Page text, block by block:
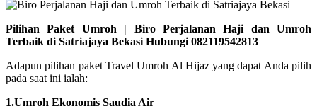
Pilihan Paket Umroh | Biro Perjalanan Haji dan Umroh
Terbaik di Satriajaya Bekasi Hubungi 082119542813
Adapun pilihan paket Travel Umroh Al Hijaz yang dapat Anda pilih
pada saat ini ialah:
1.Umroh Ekonomis Saudia Air